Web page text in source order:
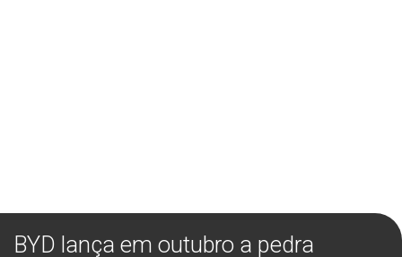
BYD lança em outubro a pedra